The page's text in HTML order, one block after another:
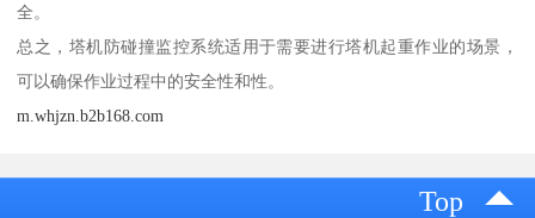
全。
总之，塔机防碰撞监控系统适用于需要进行塔机起重作业的场景，
可以确保作业过程中的安全性和性。
m.whjzn.b2b168.com
Top